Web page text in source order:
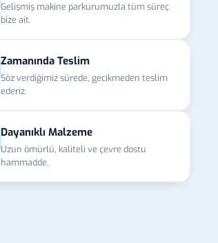
Gelişmiş makine parkurumuzla tüm süreç
bize ait.
Zamanında Teslim
Söz verdiğimiz sürede, gecikmeden teslim
ederiz.
Dayanıklı Malzeme
Uzun ömürlü, kaliteli ve çevre dostu
hammadde.